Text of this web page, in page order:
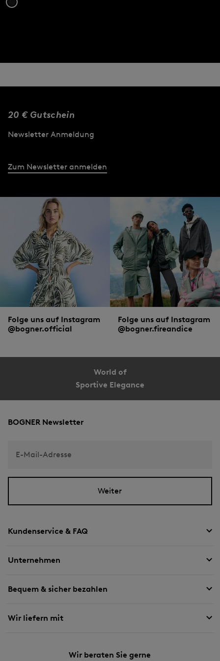
20 € Gutschein
Newsletter Anmeldung
Zum Newsletter anmelden
Folge uns auf Instagram
@bogner.official
Folge uns auf Instagram
@bogner.fireandice
World of
Sportive Elegance
Kundenservice & FAQ
Unternehmen
Bequem & sicher bezahlen
Wir liefern mit
Wir beraten Sie gerne
BOGNER Newsletter
E-Mail-Adresse
Weiter